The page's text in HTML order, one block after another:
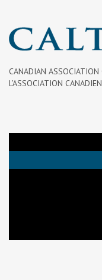
CANADIAN ASSOCIATION
L’ASSOCIATION